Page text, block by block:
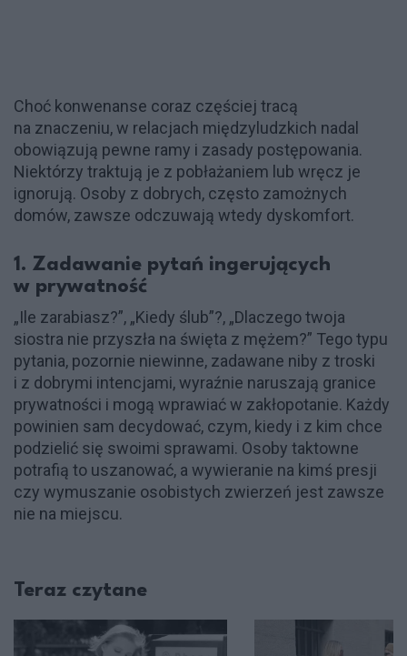
Choć konwenanse coraz częściej tracą
na znaczeniu, w relacjach międzyludzkich nadal
obowiązują pewne ramy i zasady postępowania.
Niektórzy traktują je z pobłażaniem lub wręcz je
ignorują. Osoby z dobrych, często zamożnych
domów, zawsze odczuwają wtedy dyskomfort.
1. Zadawanie pytań ingerujących
w prywatność
„Ile zarabiasz?”, „Kiedy ślub”?, „Dlaczego twoja
siostra nie przyszła na święta z mężem?” Tego typu
pytania, pozornie niewinne, zadawane niby z troski
i z dobrymi intencjami, wyraźnie naruszają granice
prywatności i mogą wprawiać w zakłopotanie. Każdy
powinien sam decydować, czym, kiedy i z kim chce
podzielić się swoimi sprawami. Osoby taktowne
potrafią to uszanować, a wywieranie na kimś presji
czy wymuszanie osobistych zwierzeń jest zawsze
nie na miejscu.
Teraz czytane